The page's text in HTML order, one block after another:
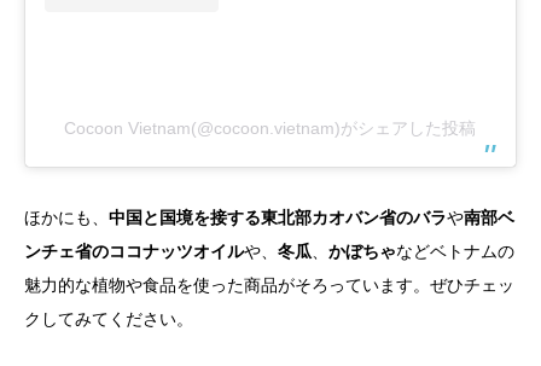
Cocoon Vietnam(@cocoon.vietnam)がシェアした投稿
ほかにも、 中国と国境を接する東北部カオバン省のバラや南部ベ
ンチェ省のココナッツオイルや、 冬瓜 かぼちゃなどベトナムの
魅力的な植物や食品を使った商品がそろっています。ぜひチェッ
クしてみてください。